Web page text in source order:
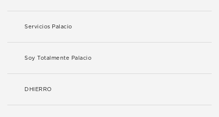
Servicios Palacio
Soy Totalmente Palacio
DHIERRO